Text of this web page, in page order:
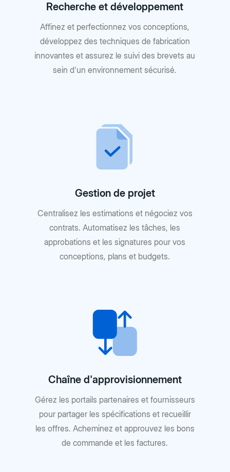
Recherche et développement
Affinez et perfectionnez vos conceptions,
développez des techniques de fabrication
innovantes et assurez le suivi des brevets au
sein d'un environnement sécurisé.
Gestion de projet
Centralisez les estimations et négociez vos
contrats. Automatisez les tâches, les
approbations et les signatures pour vos
conceptions, plans et budgets.
Chaîne d'approvisionnement
Gérez les portails partenaires et fournisseurs
pour partager les spécifications et recueillir
les offres. Acheminez et approuvez les bons
de commande et les factures.